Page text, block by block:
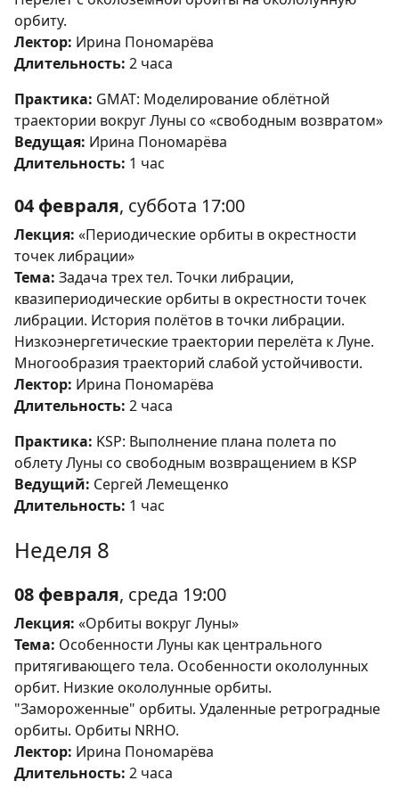
орбиту.
Лектор: Ирина Пономарёва
Длительность: 2 часа
Практика: GMAT: Моделирование облётной
траектории вокруг Луны со «свободным возвратом»
Ведущая: Ирина Пономарёва
Длительность: 1 час
04 февраля, суббота 17:00
Лекция: «Периодические орбиты в окрестности
точек либрации»
Тема: Задача трех тел. Точки либрации,
квазипериодические орбиты в окрестности точек
либрации. История полётов в точки либрации.
Низкоэнергетические траектории перелёта к Луне.
Многообразия траекторий слабой устойчивости.
Лектор: Ирина Пономарёва
Длительность: 2 часа
Практика: KSP: Выполнение плана полета по
облету Луны со свободным возвращением в KSP
Ведущий: Сергей Лемещенко
Длительность: 1 час
Неделя 8
08 февраля, среда 19:00
Лекция: «Орбиты вокруг Луны»
Тема: Особенности Луны как центрального
притягивающего тела. Особенности окололунных
орбит. Низкие окололунные орбиты.
"Замороженные" орбиты. Удаленные ретроградные
орбиты. Орбиты NRHO.
Лектор: Ирина Пономарёва
Длительность: 2 часа